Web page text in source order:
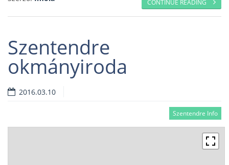
CONTINUE READING
Szentendre
okmányiroda
2016.03.10
Szentendre Info